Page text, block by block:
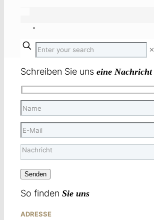
✕
Schreiben Sie uns eine Nachricht
So finden Sie uns
ADRESSE